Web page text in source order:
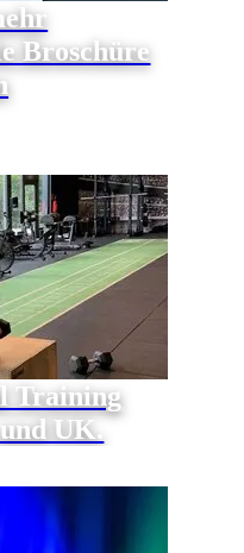
Broschüre
Training
UK.